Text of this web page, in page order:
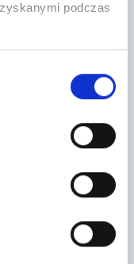
podczas
contributors